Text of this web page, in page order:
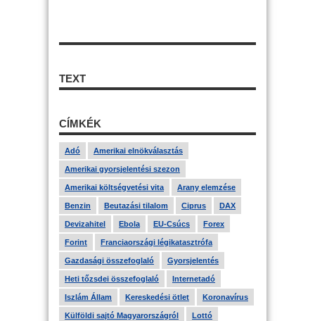
TEXT
CÍMKÉK
Adó Amerikai elnökválasztás
Amerikai gyorsjelentési szezon
Amerikai költségvetési vita Arany elemzése
Benzin Beutazási tilalom Ciprus DAX
Devizahitel Ebola EU-Csúcs Forex
Forint Franciaországi légikatasztrófa
Gazdasági összefoglaló Gyorsjelentés
Heti tőzsdei összefoglaló Internetadó
Iszlám Állam Kereskedési ötlet Koronavírus
Külföldi sajtó Magyarországról Lottó